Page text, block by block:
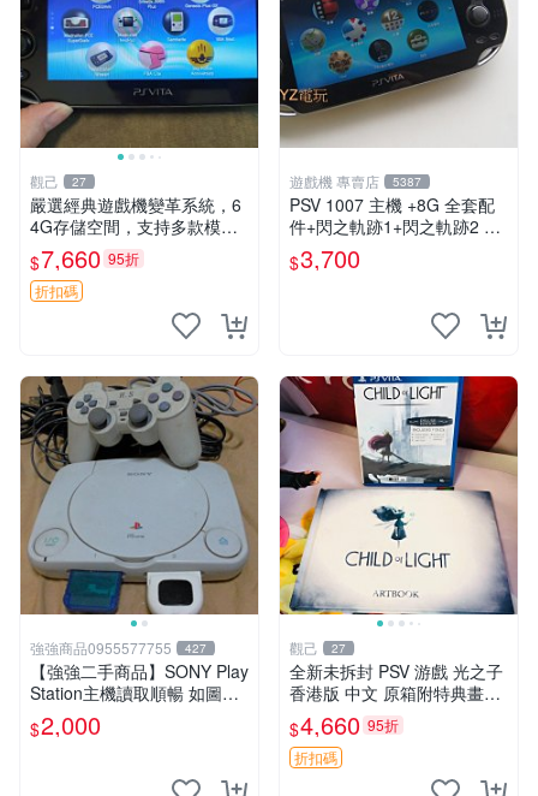
觀己 27
嚴選經典遊戲機變革系統，6
4G存儲空間，支持多款模擬
器享受懷舊樂趣 黑店版 PSV
游戲 模擬器
$7,660 95折
折扣碼
遊戲機 專賣店 5387
PSV 1007 主機 +8G 全套配
件+閃之軌跡1+閃之軌跡2 保
修一年 品質有保障
$3,700
強強商品0955577755 427
【強強二手商品】SONY Play
Station主機讀取順暢 如圖全
部 ! 外觀完整乾淨
$2,000
觀己 27
全新未拆封 PSV 游戲 光之子
香港版 中文 原箱附特典畫冊
輝耀上市嚴選商品 光之子 港
版 PSV 特典畫冊
$4,660 95折
折扣碼